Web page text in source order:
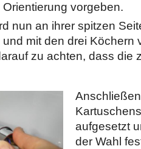
vorgeben.
nun an ihrer spitzen
mit den drei Köchern
zu achten, dass die
aufgesetzt
der Wahl